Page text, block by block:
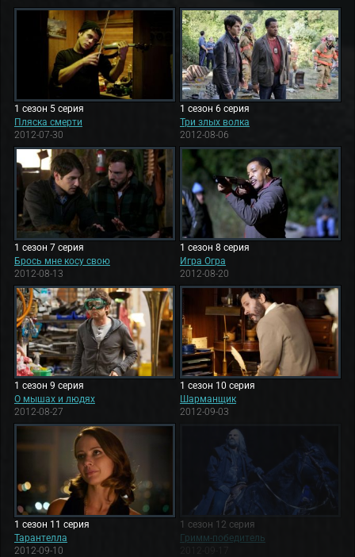
1 сезон 5 серия
Пляска смерти
2012-07-30
1 сезон 6 серия
Три злых волка
2012-08-06
1 сезон 7 серия
Брось мне косу свою
2012-08-13
1 сезон 8 серия
Игра Огра
2012-08-20
1 сезон 9 серия
О мышах и людях
2012-08-27
1 сезон 10 серия
Шарманщик
2012-09-03
1 сезон 11 серия
Тарантелла
2012-09-10
1 сезон 12 серия
Гримм-победитель